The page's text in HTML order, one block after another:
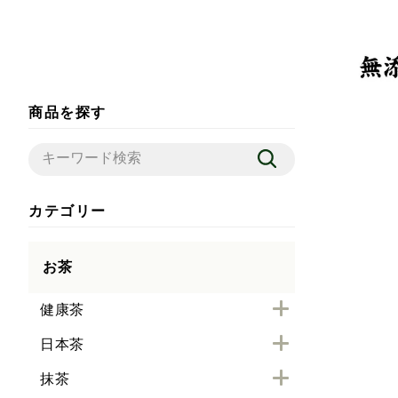
商品を探す
カテゴリー
お茶
健康茶
日本茶
抹茶